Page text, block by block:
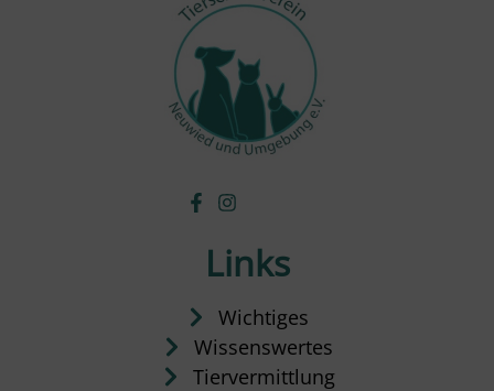
Links
Wichtiges
Wissenswertes
Tiervermittlung